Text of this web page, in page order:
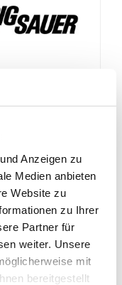
Anzeigen zu
Medien anbieten
Website zu
zu Ihrer
Partner für
weiter. Unsere
mit
bereitgestellt